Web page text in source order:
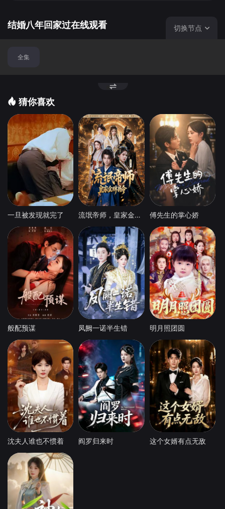
结婚八年回家过在线观看 切换节点
全集
猜你喜欢
一旦被发现就完了 流氓帝师，皇家金牌县令 傅先生的掌心娇
般配预谋 凤阙一诺半生错 明月照团圆
沈夫人谁也不惯着 阎罗归来时 这个女婿有点无敌